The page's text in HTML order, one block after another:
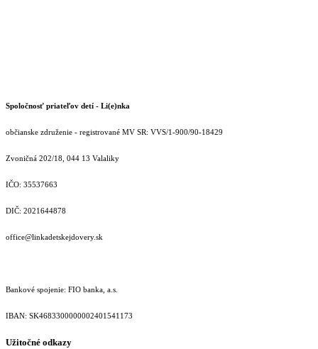
Spoločnosť priateľov detí - Li(e)nka
občianske združenie - registrované MV SR: VVS/1-900/90-18429
Zvoničná 202/18, 044 13 Valaliky
IČO: 35537663
DIČ: 2021644878
office@linkadetskejdovery.sk
Bankové spojenie: FIO banka, a.s.
IBAN: SK46833000000­02401541173
Užitočné odkazy